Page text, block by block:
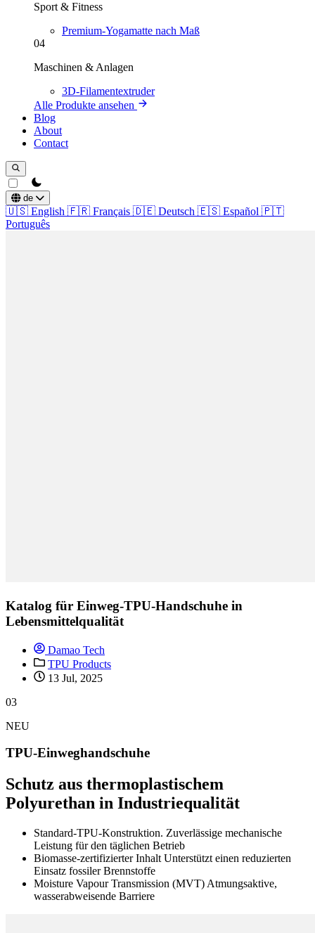
Sport & Fitness
Premium-Yogamatte nach Maß
04
Maschinen & Anlagen
3D-Filamentextruder
Alle Produkte ansehen
Blog
About
Contact
theme switcher
de
🇺🇸 English 🇫🇷 Français 🇩🇪 Deutsch 🇪🇸 Español 🇵🇹
Português
Katalog für Einweg-TPU-Handschuhe in
Lebensmittelqualität
Damao Tech
TPU Products
13 Jul, 2025
03
NEU
TPU-Einweghandschuhe
Schutz aus thermoplastischem
Polyurethan in Industriequalität
Standard-TPU-Konstruktion. Zuverlässige mechanische
Leistung für den täglichen Betrieb
Biomasse-zertifizierter Inhalt Unterstützt einen reduzierten
Einsatz fossiler Brennstoffe
Moisture Vapour Transmission (MVT) Atmungsaktive,
wasserabweisende Barriere